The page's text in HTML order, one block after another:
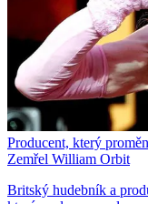
Producent, který
Zemřel William Orbit
Britský hudebník a